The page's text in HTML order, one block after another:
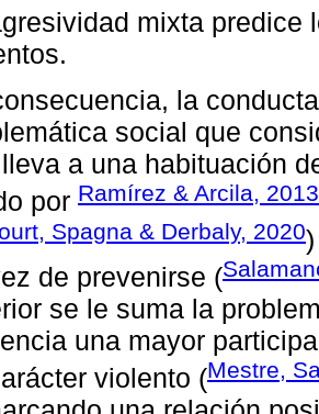
mixta predice
la
social que
a una habituación
por Ramírez & Arcila, 2013
Spagna & Derbaly, 2020
de prevenirse (
se le suma la
una mayor
violento (Mestre,